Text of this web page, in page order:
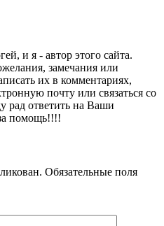
и я - автор этого сайта.
замечания или
их в комментариях,
почту или связаться со
рад ответить на Ваши
помощь!!!!
Обязательные поля